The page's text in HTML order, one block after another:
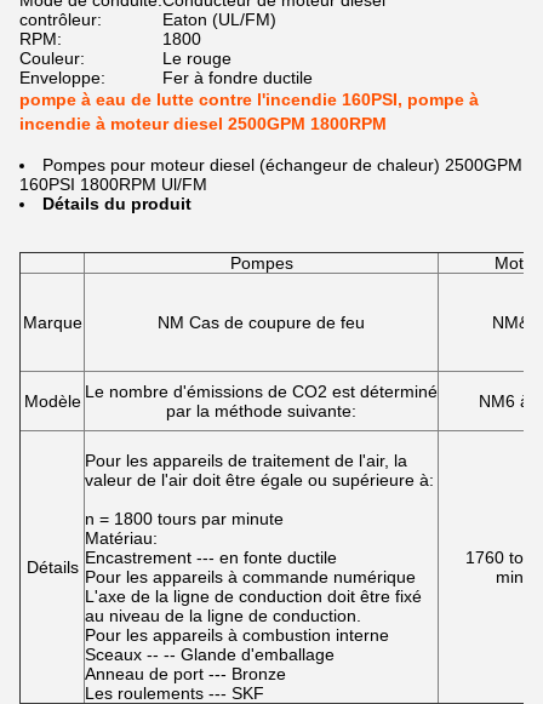
contrôleur:
Eaton (UL/FM)
RPM:
1800
Couleur:
Le rouge
Enveloppe:
Fer à fondre ductile
pompe à eau de lutte contre l'incendie 160PSI, pompe à
incendie à moteur diesel 2500GPM 1800RPM
Pompes pour moteur diesel (échangeur de chaleur) 2500GPM
160PSI 1800RPM Ul/FM
Détails du produit
Pompes
Marque NM Cas de coupure de feu
Modèle Le nombre d'émissions de CO2 est déterminé
par la méthode suivante:
NM6 à
Détails
Pour les appareils de traitement de l'air, la
valeur de l'air doit être égale ou supérieure à:
n = 1800 tours par minute
Matériau:
Encastrement --- en fonte ductile
Pour les appareils à commande numérique
L'axe de la ligne de conduction doit être fixé
au niveau de la ligne de conduction.
Pour les appareils à combustion interne
Sceaux -- -- Glande d'emballage
Anneau de port --- Bronze
Les roulements --- SKF
1760